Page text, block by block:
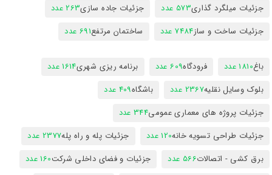
جزئیات میلگرد گذاری573 عدد جزئیات جاده سازی263 عدد
جزئیات ساخت و ساز7484 عدد ساختمان مرتفع691 عدد
باغ1810 عدد فرودگاه609 عدد برنامه ریزی شهری1614 عدد
بلوک وسایل نقلیه2367 عدد باشگاه409 عدد
جزئیات پروژه های معماری عمومی344 عدد
جزئیات طراحی تسویه خانه120 عدد جزئیات پله و راه پله2377 عدد
برق کشی - اتصالات566 عدد جزئیات و فضای داخلی شرکت160 عدد